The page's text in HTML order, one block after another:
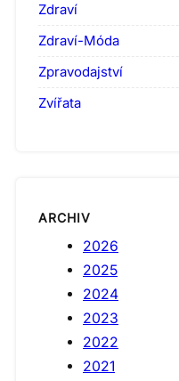
Zdraví
Zdraví-Móda
Zpravodajství
Zvířata
ARCHIV
2026
2025
2024
2023
2022
2021